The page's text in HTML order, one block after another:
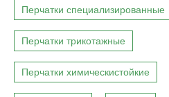
Перчатки специализированные
Перчатки трикотажные
Перчатки химическистойкие